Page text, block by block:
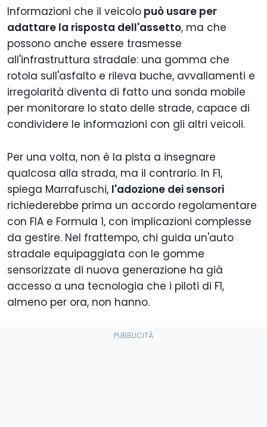
Informazioni che il veicolo può usare per
adattare la risposta dell'assetto, ma che
possono anche essere trasmesse
all'infrastruttura stradale: una gomma che
rotola sull'asfalto e rileva buche, avvallamenti e
irregolarità diventa di fatto una sonda mobile
per monitorare lo stato delle strade, capace di
condividere le informazioni con gli altri veicoli.
Per una volta, non è la pista a insegnare
qualcosa alla strada, ma il contrario. In F1,
spiega Marrafuschi, l'adozione dei sensori
richiederebbe prima un accordo regolamentare
con FIA e Formula 1, con implicazioni complesse
da gestire. Nel frattempo, chi guida un'auto
stradale equipaggiata con le gomme
sensorizzate di nuova generazione ha già
accesso a una tecnologia che i piloti di F1,
almeno per ora, non hanno.